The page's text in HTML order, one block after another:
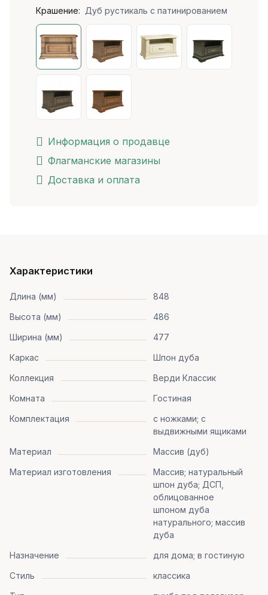
Крашение: Дуб рустикаль с патинированием
Информация о продавце
Флагманские магазины
Доставка и оплата
Характеристики
Длина (мм)
848
Высота (мм)
486
Ширина (мм)
477
Каркас
Шпон дуба
Коллекция
Верди Классик
Комната
Гостиная
Комплектация
с ножками; с
выдвижными ящиками
Материал
Массив (дуб)
Материал изготовления
Массив; натуральный
шпон дуба; ДСП,
облицованное
шпоном дуба
натурального; массив
дуба
Назначение
для дома; в гостиную
Стиль
классика